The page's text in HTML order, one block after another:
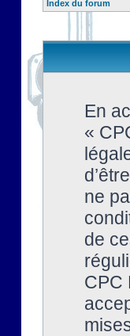
Index du forum
En
«
ne
de
CPC